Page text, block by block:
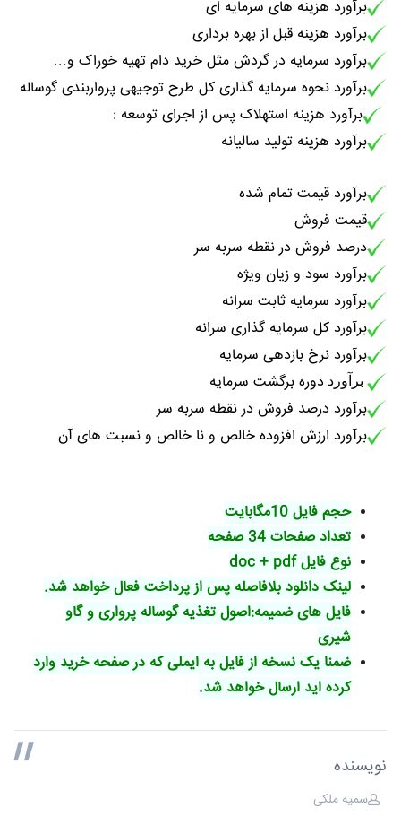
برآورد هزینه های سرمایه ای
برآورد هزینه قبل از بهره برداری
برآورد سرمایه در گردش مثل خرید دام تهیه خوراک و...
برآورد نحوه سرمایه گذاری کل طرح توجیهی پرواربندی گوساله
برآورد هزینه استهلاک پس از اجرای توسعه :
برآورد هزینه تولید سالیانه
برآورد قیمت تمام شده
قیمت فروش
درصد فروش در نقطه سربه سر
برآورد سود و زیان ویژه
برآورد سرمایه ثابت سرانه
برآورد کل سرمایه گذاری سرانه
برآورد نرخ بازدهی سرمایه
برآورد دوره برگشت سرمایه
برآورد درصد فروش در نقطه سربه سر
برآورد ارزش افزوده خالص و نا خالص و نسبت های آن
حجم فایل 10مگابایت
تعداد صفحات 34 صفحه
نوع فایل doc + pdf
لینک دانلود بلافاصله پس از پرداخت فعال خواهد شد.
فایل های ضمیمه:اصول تغذیه گوساله پرواری و گاو
شیری
ضمنا یک نسخه از فایل به ایملی که در صفحه خرید وارد
کرده اید ارسال خواهد شد.
نویسنده
سمیه ملکی